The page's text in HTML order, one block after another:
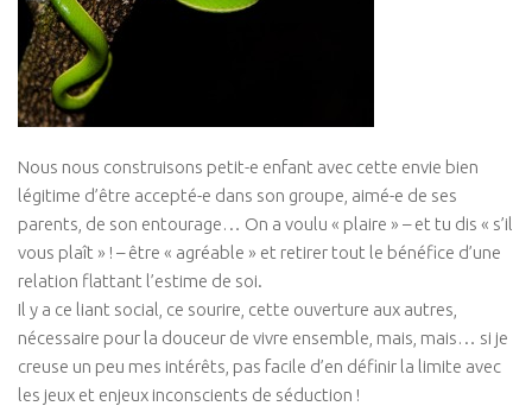
Céline Laly
Christine Gatineau
Isa Artao
Marie Delaneau
Arnaud Mattlinger
Etienne Hayem
GTAO Community
GRETT
Nous nous construisons petit-e enfant avec cette envie bien
légitime d’être accepté-e dans son groupe, aimé-e de ses
parents, de son entourage… On a voulu « plaire » – et tu dis « s’il
vous plaît » ! – être « agréable » et retirer tout le bénéfice d’une
relation flattant l’estime de soi.
Il y a ce liant social, ce sourire, cette ouverture aux autres,
nécessaire pour la douceur de vivre ensemble, mais, mais… si je
creuse un peu mes intérêts, pas facile d’en définir la limite avec
les jeux et enjeux inconscients de séduction !